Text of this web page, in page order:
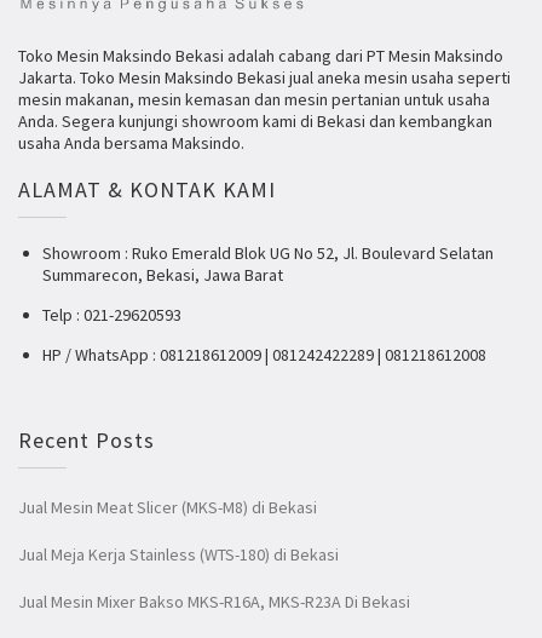
Toko Mesin Maksindo Bekasi adalah cabang dari PT Mesin Maksindo
Jakarta. Toko Mesin Maksindo Bekasi jual aneka mesin usaha seperti
mesin makanan, mesin kemasan dan mesin pertanian untuk usaha
Anda. Segera kunjungi showroom kami di Bekasi dan kembangkan
usaha Anda bersama Maksindo.
ALAMAT & KONTAK KAMI
Showroom : Ruko Emerald Blok UG No 52, Jl. Boulevard Selatan
Summarecon, Bekasi, Jawa Barat
Telp : 021-29620593
HP / WhatsApp : 081218612009 | 081242422289 | 081218612008
Recent Posts
Jual Mesin Meat Slicer (MKS-M8) di Bekasi
Jual Meja Kerja Stainless (WTS-180) di Bekasi
Jual Mesin Mixer Bakso MKS-R16A, MKS-R23A Di Bekasi